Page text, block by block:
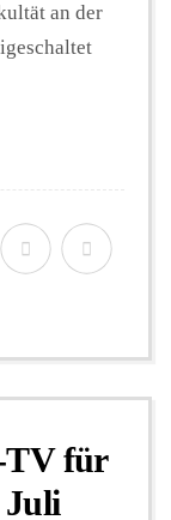
an der
TV für
Juli